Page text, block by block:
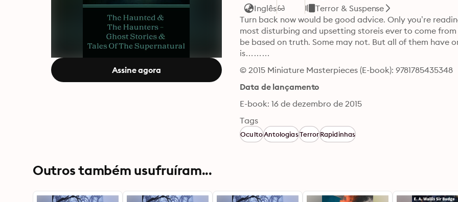
Assine agora
Inglês
Terror & Suspense
Turn back now would be good advice. Only you’re
most disturbing and upsetting storeis ever to come
be based on truth. Some may not. But all of them have
is………
© 2015 Miniature Masterpieces (E-book): 9781785435348
Data de lançamento
E-book: 16 de dezembro de 2015
Tags
OcultoAntologiasTerrorRapidinhas
Outros também usufruíram...